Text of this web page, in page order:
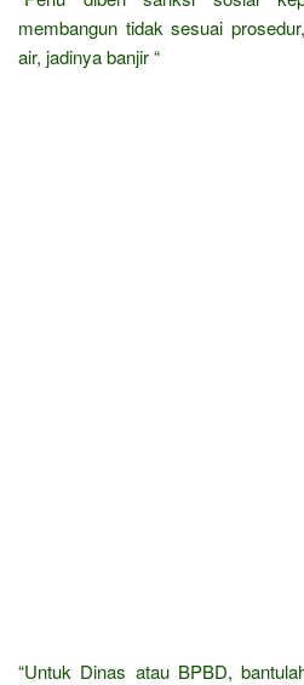
membangun tidak sesuai
air, jadinya banjir “
“Untuk Dinas atau BPBD,